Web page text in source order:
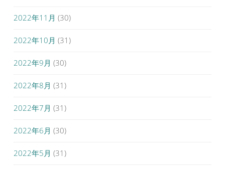
2022年11月 (30)
2022年10月 (31)
2022年9月 (30)
2022年8月 (31)
2022年7月 (31)
2022年6月 (30)
2022年5月 (31)